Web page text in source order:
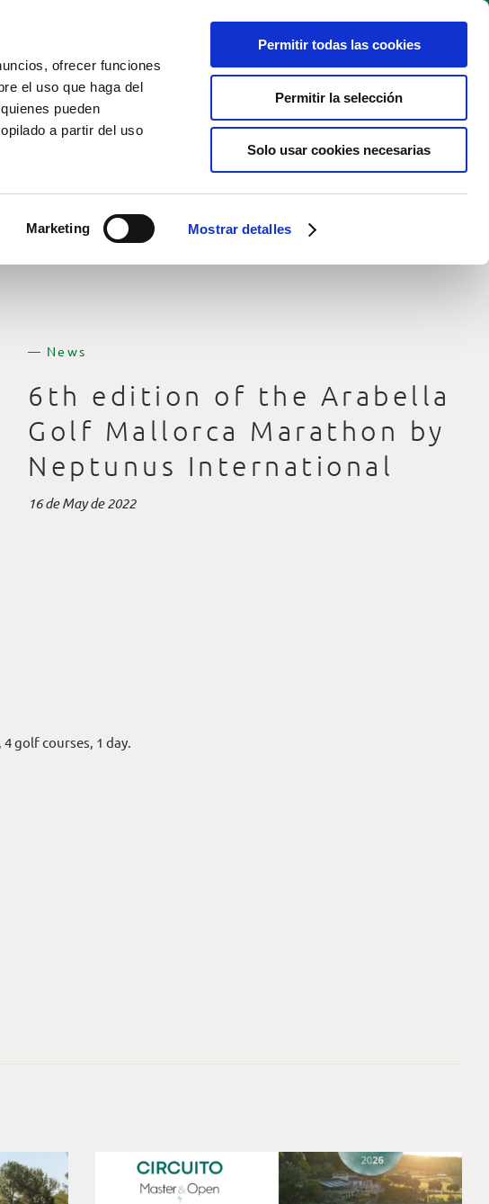
ofrecer funciones
el uso que haga del
pueden
a partir del uso
Marketing Mostrar detalles
Permitir todas las cookies
Permitir la selección
Solo usar cookies necesarias
BOOK TEE
EN
— News
6th edition of the Arabella
Golf Mallorca Marathon by
Neptunus International
16 de May de 2022
golf courses, 1 day.